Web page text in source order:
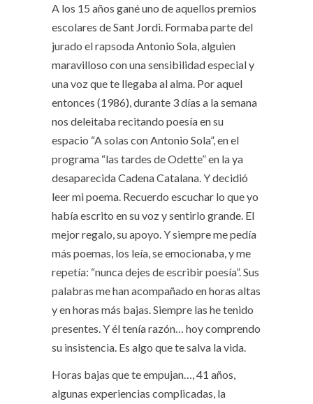
A los 15 años gané uno de aquellos premios
escolares de Sant Jordi. Formaba parte del
jurado el rapsoda Antonio Sola, alguien
maravilloso con una sensibilidad especial y
una voz que te llegaba al alma. Por aquel
entonces (1986), durante 3 días a la semana
nos deleitaba recitando poesía en su
espacio “A solas con Antonio Sola”, en el
programa “las tardes de Odette” en la ya
desaparecida Cadena Catalana. Y decidió
leer mi poema. Recuerdo escuchar lo que yo
había escrito en su voz y sentirlo grande. El
mejor regalo, su apoyo. Y siempre me pedía
más poemas, los leía, se emocionaba, y me
repetía: “nunca dejes de escribir poesía”. Sus
palabras me han acompañado en horas altas
y en horas más bajas. Siempre las he tenido
presentes. Y él tenía razón… hoy comprendo
su insistencia. Es algo que te salva la vida.
Horas bajas que te empujan…, 41 años,
algunas experiencias complicadas, la